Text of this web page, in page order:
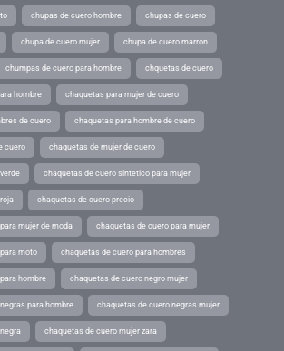
chupas de cuero hombre chupas de cuero
chupa de cuero mujer chupa de cuero marron
chumpas de cuero para hombre chquetas de cuero
hombre chaquetas para mujer de cuero
de cuero chaquetas para hombre de cuero
cuero chaquetas de mujer de cuero
chaquetas de cuero sintetico para mujer
chaquetas de cuero precio
mujer de moda chaquetas de cuero para mujer
moto chaquetas de cuero para hombres
hombre chaquetas de cuero negro mujer
para hombre chaquetas de cuero negras mujer
chaquetas de cuero mujer zara